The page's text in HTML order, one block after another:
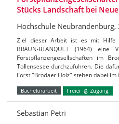
Stücks Landschaft bei
Hochschule Neubrandenburg,
Ziel dieser Arbeit ist es mit Hilfe
BRAUN-BLANQUET (1964) eine
Forstpflanzengesellschaften im
Tollensesee durchzuführen. Die
Forst "Brodaer Holz" stehen dabei
Bachelorarbeit Freier Zugang
Sebastian Petri